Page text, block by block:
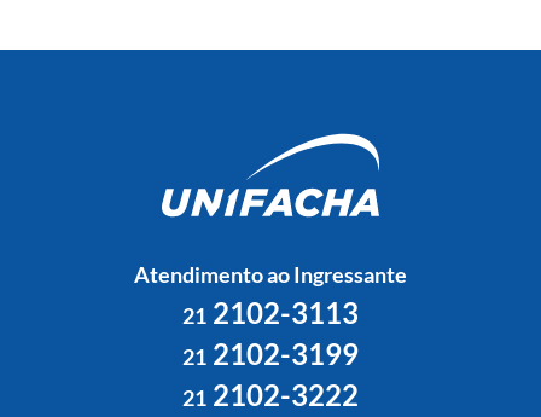
Atendimento ao Ingressante
212102-3113
212102-3199
212102-3222